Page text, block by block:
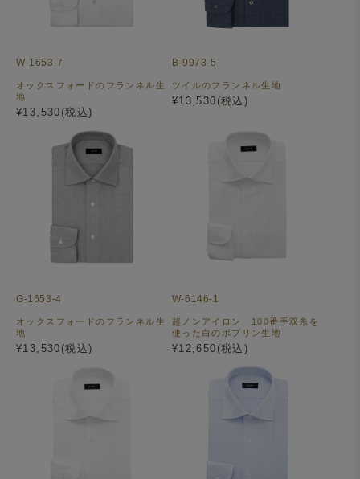
W-1653-7
オックスフォードのフランネル生
地
¥13,530(税込)
B-9973-5
ツイルのフランネル生地
¥13,530(税込)
G-1653-4
オックスフォードのフランネル生
地
¥13,530(税込)
W-6146-1
超ノンアイロン 100番手双糸を
使った白のポプリン生地
¥12,650(税込)